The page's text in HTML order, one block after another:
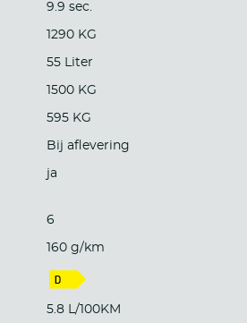
9.9 sec.
1290 KG
55 Liter
1500 KG
595 KG
Bij aflevering
ja
6
160 g/km
5.8 L/100KM